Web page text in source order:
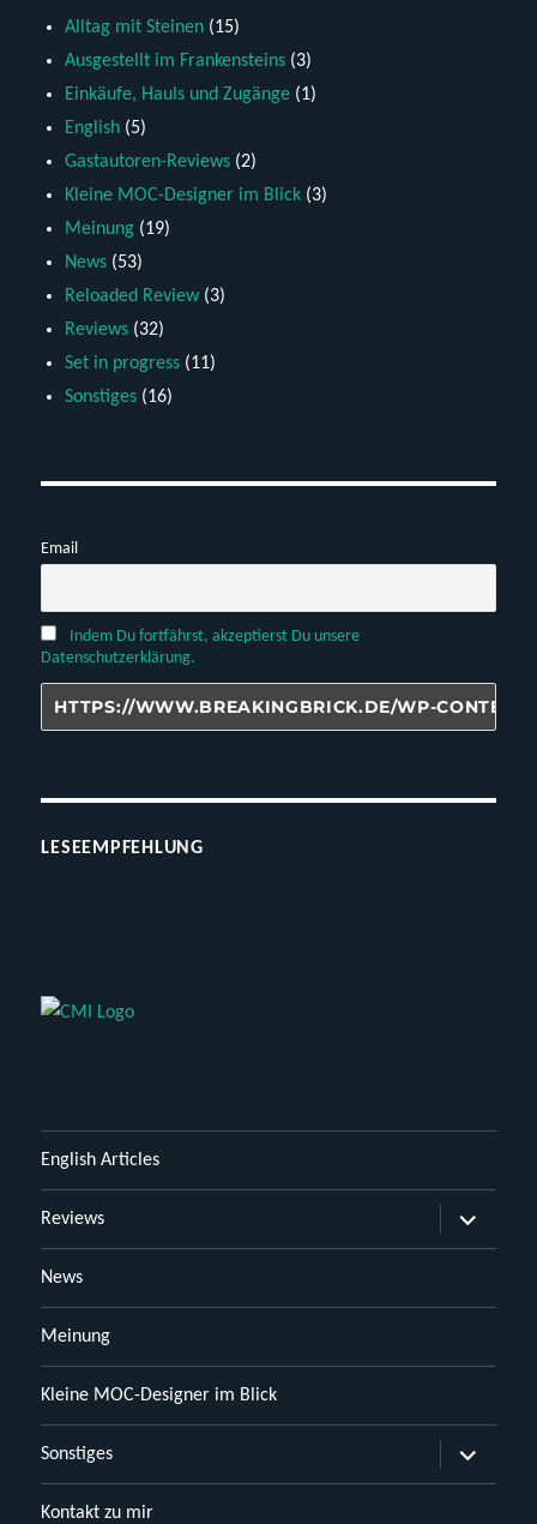
Alltag mit Steinen (15)
Ausgestellt im Frankensteins (3)
Einkäufe, Hauls und Zugänge (1)
English (5)
Gastautoren-Reviews (2)
Kleine MOC-Designer im Blick (3)
Meinung (19)
News (53)
Reloaded Review (3)
Reviews (32)
Set in progress (11)
Sonstiges (16)
Email
Indem Du fortfährst, akzeptierst Du unsere
Datenschutzerklärung.
LESEEMPFEHLUNG
English Articles
Reviews
öffnen
News
Meinung
Kleine MOC-Designer im Blick
Sonstiges
öffnen
Kontakt zu mir